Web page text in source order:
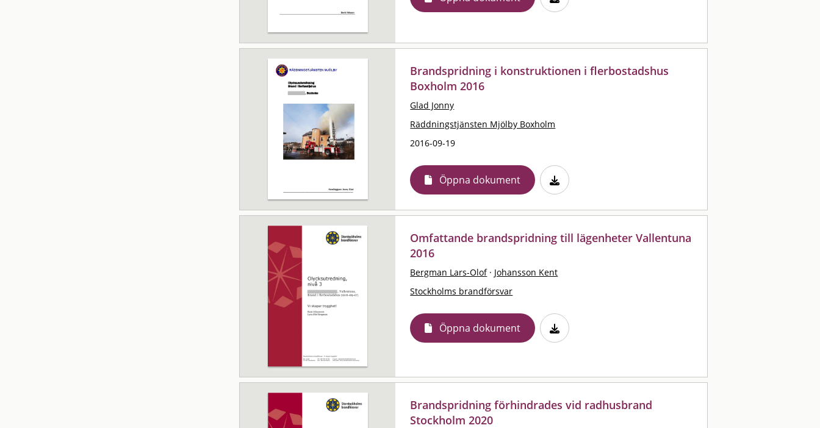
Brandspridning i konstruktionen i flerbostadshus
Boxholm 2016
Glad Jonny
Räddningstjänsten Mjölby Boxholm
2016-09-19
Öppna dokument
Omfattande brandspridning till lägenheter Vallentuna
2016
Bergman Lars-Olof · Johansson Kent
Stockholms brandförsvar
Öppna dokument
Brandspridning förhindrades vid radhusbrand
Stockholm 2020